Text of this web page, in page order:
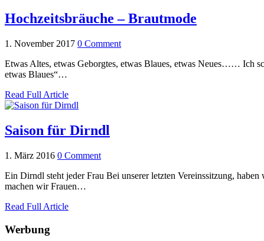
Hochzeitsbräuche – Brautmode
1. November 2017 0 Comment
Etwas Altes, etwas Geborgtes, etwas Blaues, etwas Neues…… Ich
etwas Blaues“…
Read Full Article
Saison für Dirndl
1. März 2016 0 Comment
Ein Dirndl steht jeder Frau Bei unserer letzten Vereinssitzung,
machen wir Frauen…
Read Full Article
Werbung